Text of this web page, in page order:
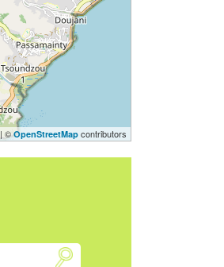
| ©OpenStreetMap contributors